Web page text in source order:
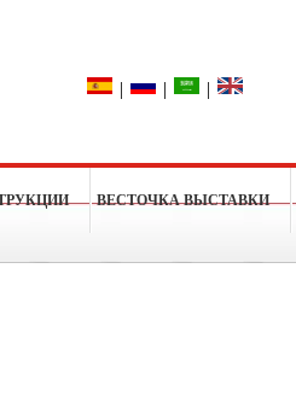
| | |
ВЕСТОЧКА ВЫСТАВКИ